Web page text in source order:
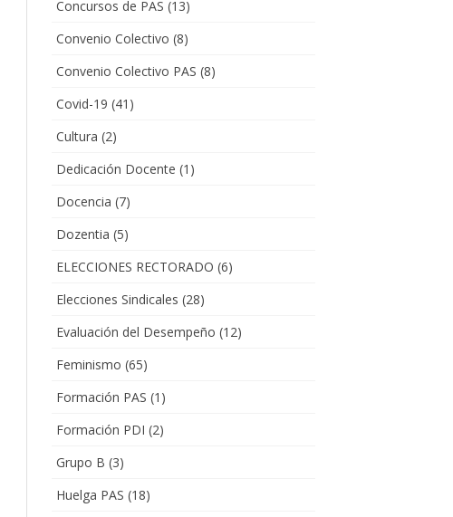
Concursos de PAS (13)
Convenio Colectivo (8)
Convenio Colectivo PAS (8)
Covid-19 (41)
Cultura (2)
Dedicación Docente (1)
Docencia (7)
Dozentia (5)
ELECCIONES RECTORADO (6)
Elecciones Sindicales (28)
Evaluación del Desempeño (12)
Feminismo (65)
Formación PAS (1)
Formación PDI (2)
Grupo B (3)
Huelga PAS (18)